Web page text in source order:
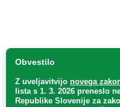
Obvestilo
Z uveljavitvijo novega
lista s 1. 3. 2026 preneslo
Republike Slovenije za